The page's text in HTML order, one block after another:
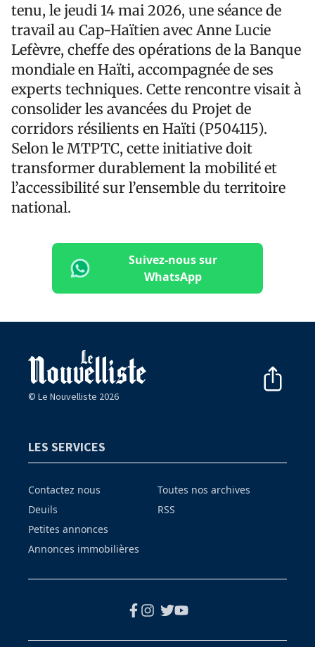
tenu, le jeudi 14 mai 2026, une séance de
travail au Cap-Haïtien avec Anne Lucie
Lefèvre, cheffe des opérations de la Banque
mondiale en Haïti, accompagnée de ses
experts techniques. Cette rencontre visait à
consolider les avancées du Projet de
corridors résilients en Haïti (P504115).
Selon le MTPTC, cette initiative doit
transformer durablement la mobilité et
l’accessibilité sur l’ensemble du territoire
national.
Suivez-nous sur
WhatsApp
© Le Nouvelliste 2026
LES SERVICES
Contactez nous
Deuils
Petites annonces
Annonces immobilières
Toutes nos archives
RSS